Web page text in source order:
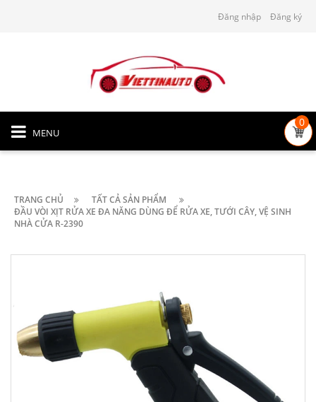
Đăng nhập Đăng ký
MENU
0
TRANG CHỦ
TẤT CẢ SẢN PHẨM
ĐẦU VÒI XỊT RỬA XE ĐA NĂNG DÙNG ĐỂ RỬA XE, TƯỚI CÂY, VỆ SINH
NHÀ CỬA R-2390